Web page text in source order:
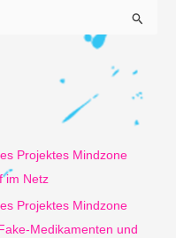
Projektes Mindzone
im Netz
Projektes Mindzone
Medikamenten und